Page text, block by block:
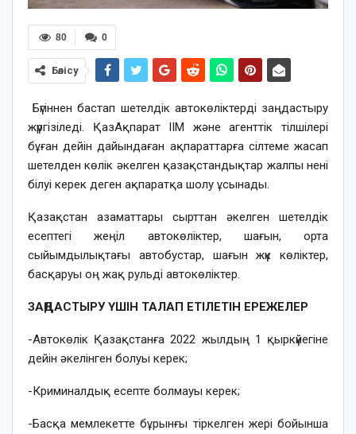
0
80
Бөлісу
Бүгіннен бастап шетелдік автокөліктерді заңдастыру
жүргізіледі. ҚазАқпарат ІІМ және агенттік тілшілері
бұған дейін дайындаған ақпараттарға сілтеме жасап
шетелден көлік әкелген қазақстандықтар жалпы нені
білуі керек деген ақпаратқа шолу ұсынады.
Қазақстан азаматтары сырттан әкелген шетелдік
есептегі жеңіл автокөліктер, шағын, орта
сыйымдылықтағы автобустар, шағын жүк көліктер,
басқаруы оң жақ рульді автокөліктер.
ЗАҢДАСТЫРУ ҮШІН ТАЛАП ЕТІЛЕТІН ЕРЕЖЕЛЕР
-Автокөлік Қазақстанға 2022 жылдың 1 қыркүйегіне
дейін әкелінген болуы керек;
-Криминалдық есепте болмауы керек;
-Басқа мемлекетте бұрынғы тіркелген жері бойынша